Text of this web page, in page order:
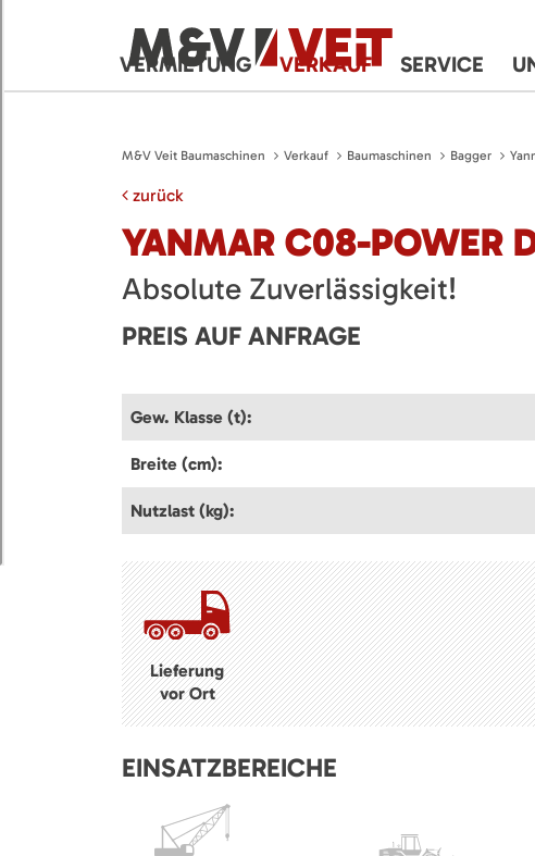
VERMIETUNG VERKAUF SERVICE
M&V Veit Baumaschinen Verkauf Baumaschinen Bagger
zurück
YANMAR C08-POWER
Absolute Zuverlässigkeit!
PREIS AUF ANFRAGE
Gew. Klasse (t):
Breite (cm):
Nutzlast (kg):
Lieferung
vor Ort
EINSATZBEREICHE